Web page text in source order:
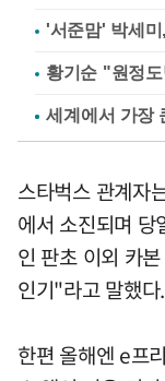
'서준맘' 박세
황기순 "원정
스타벅스 관계자
에서 소진되며
인 판초 이외 카
인기"라고 말했다.
한편 올해엔 e프